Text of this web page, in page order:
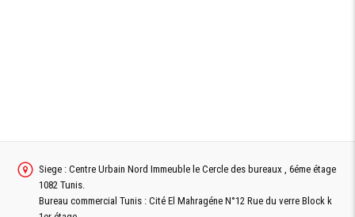
Siege : Centre Urbain Nord Immeuble le Cercle des bureaux , 6éme étage
1082 Tunis.
Bureau commercial Tunis : Cité El Mahragéne N°12 Rue du verre Block k